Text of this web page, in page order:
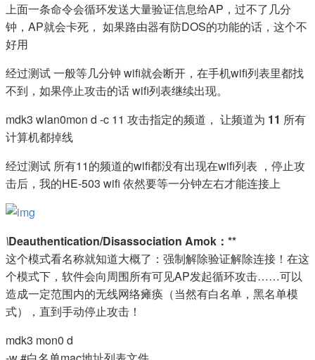
上面一条命令会循环发送大量验证信息给AP，过不了几分
钟，AP就会卡死， 如果路由器有防DOS的功能的话，这个不
好用
经过测试 一般等几分钟 wifi就会断开，在手机wifi列表里都找
不到，如果停止攻击的话 wifi列表继续出现。
mdk3 wlan0mon d -c 11 攻击指定的频道， 让频道为 11 所有
计算机都掉线
经过测试 所有11的频道的wifi都没有出现在wifi列表 ，停止攻
击后，我的HE-503 wifi 依然要等一分钟左右才能连接上
\Deauthentication/Disassociation Amok：**
这个模式看名称就知道大概了：强制解除验证解除连接！在这
个模式下，软件会向周围所有可见AP发起循环攻击……可以
造成一定范围内的无线网络瘫痪（当然有白名单，黑名单模
式），直到手动停止攻击！
mdk3 mon0 d